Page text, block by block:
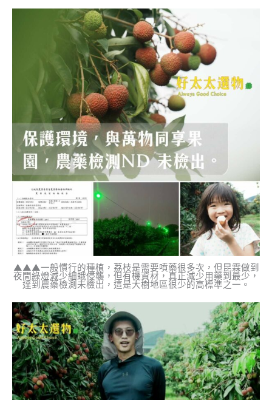
▲▲▲一般慣行的種植，荔枝是需要噴藥很多次，但昆霖做到
夜間綠燈減少細蛾侵襲，但有機資材，真正減少用藥到最少，
達到農藥檢測未檢出，這是大樹地區很少的高標準之一。